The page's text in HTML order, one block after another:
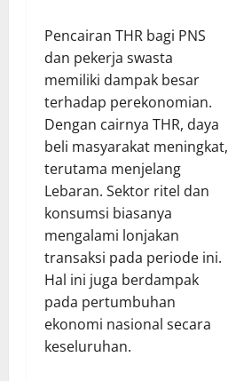
Pencairan THR bagi PNS
dan pekerja swasta
memiliki dampak besar
terhadap perekonomian.
Dengan cairnya THR, daya
beli masyarakat meningkat,
terutama menjelang
Lebaran. Sektor ritel dan
konsumsi biasanya
mengalami lonjakan
transaksi pada periode ini.
Hal ini juga berdampak
pada pertumbuhan
ekonomi nasional secara
keseluruhan.